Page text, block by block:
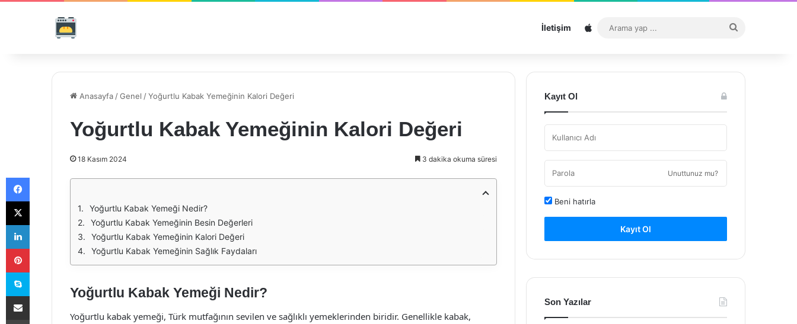
İletişim Sitemap
...
Anasayfa /Genel /Yoğurtlu Kabak Yemeğinin Kalori Değeri
Yoğurtlu Kabak Yemeğinin Kalori Değeri
18 Kasım 2024 3 dakika okuma süresi
Yoğurtlu Kabak Yemeği Nedir?
Yoğurtlu Kabak Yemeğinin Besin Değerleri
Yoğurtlu Kabak Yemeğinin Kalori Değeri
Yoğurtlu Kabak Yemeğinin Sağlık Faydaları
Yoğurtlu Kabak Yemeği Nedir?
Yoğurtlu kabak yemeği, Türk mutfağının sevilen ve sağlıklı yemeklerinden biridir. Genellikle kabak,
Kayıt Ol
Unuttunuz mu?
Beni hatırla
Kayıt Ol
Son Yazılar
Facebook
X
LinkedIn
Pinterest
Skype
E-Posta ile paylaş